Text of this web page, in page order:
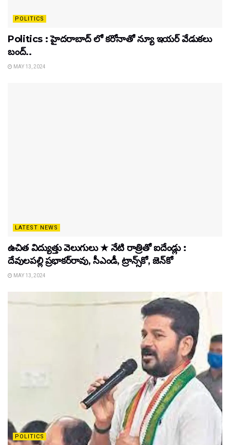
POLITICS
Politics : హైదరాబాద్ లో కరోనాతో న్యూ ఇయర్ వేడుకలు
బంద్..
MAY 13, 2024
LATEST NEWS
ఉచిత విద్యుత్తు వెలుగులు ★ నేటి రాత్రితో ఐదేండ్లు :
దేవులపల్లి ప్రభాకర్‌రావు, సీఎండీ, ట్రాన్స్‌కో, జెన్‌కో
MAY 13, 2024
POLITICS